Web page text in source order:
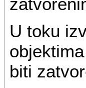
U toku
biti